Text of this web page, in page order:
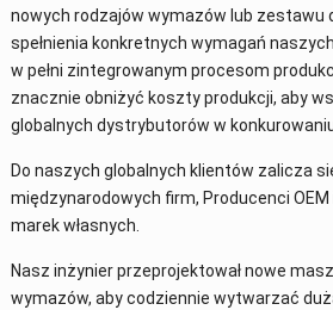
nowych rodzajów wymazów lub zestawu
spełnienia konkretnych wymagań
w pełni zintegrowanym procesom
znacznie obniżyć koszty produkcji, aby
globalnych dystrybutorów w
Do naszych globalnych klientów zalicza
międzynarodowych firm, Producenci
marek własnych.
Nasz inżynier przeprojektował nowe
wymazów, aby codziennie wytwarzać